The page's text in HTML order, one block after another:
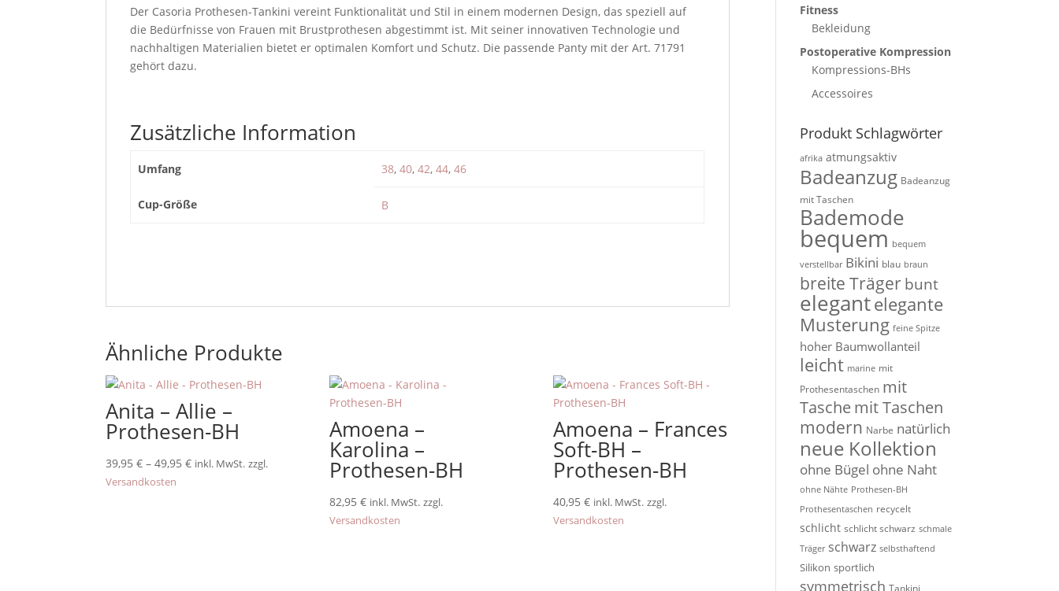
Der Casoria Prothesen-Tankini vereint Funktionalität und Stil in einem modernen Design, das speziell auf
die Bedürfnisse von Frauen mit Brustprothesen abgestimmt ist. Mit seiner innovativen Technologie und
nachhaltigen Materialien bietet er optimalen Komfort und Schutz. Die passende Panty mit der Art. 71791
gehört dazu.
Zusätzliche Information
Umfang 38, 40, 42, 44, 46
Cup-Größe B
Ähnliche Produkte
Anita – Allie –
Prothesen-BH
39,95€ –49,95€ inkl. MwSt. zzgl.
Versandkosten
Amoena –
Karolina –
Prothesen-BH
82,95 € inkl. MwSt. zzgl.
Versandkosten
Amoena – Frances
Soft-BH –
Prothesen-BH
40,95 € inkl. MwSt. zzgl.
Versandkosten
Fitness
Bekleidung
Postoperative Kompression
Kompressions-BHs
Accessoires
Produkt Schlagwörter
afrika atmungsaktiv
Badeanzug Badeanzug
mit Taschen
Bademode
bequem bequem
verstellbar Bikini blau braun
breite Trägerbunt
elegantelegante
Musterung feine Spitze
hoher Baumwollanteil
leicht marine mit
Prothesentaschen mit
Taschemit Taschen
modern Narbe natürlich
neue Kollektion
ohne Bügel ohne Naht
ohne Nähte Prothesen-BH
Prothesentaschen recycelt
schlicht schlicht schwarz schmale
Träger schwarz selbsthaftend
Silikon sportlich
symmetrisch Tankini